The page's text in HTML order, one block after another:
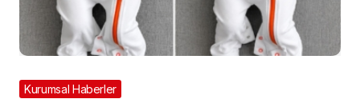
Kurumsal Haberler